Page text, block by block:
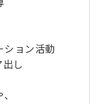
ション活動
し